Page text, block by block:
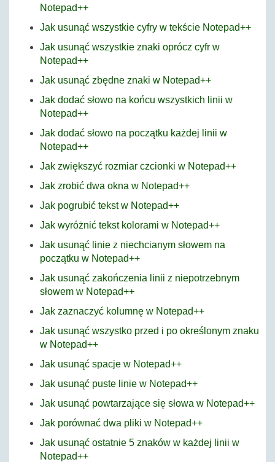
Notepad++
Jak usunąć wszystkie cyfry w tekście Notepad++
Jak usunąć wszystkie znaki oprócz cyfr w
Notepad++
Jak usunąć zbędne znaki w Notepad++
Jak dodać słowo na końcu wszystkich linii w
Notepad++
Jak dodać słowo na początku każdej linii w
Notepad++
Jak zwiększyć rozmiar czcionki w Notepad++
Jak zrobić dwa okna w Notepad++
Jak pogrubić tekst w Notepad++
Jak wyróżnić tekst kolorami w Notepad++
Jak usunąć linie z niechcianym słowem na
początku w Notepad++
Jak usunąć zakończenia linii z niepotrzebnym
słowem w Notepad++
Jak zaznaczyć kolumnę w Notepad++
Jak usunąć wszystko przed i po określonym znaku
w Notepad++
Jak usunąć spacje w Notepad++
Jak usunąć puste linie w Notepad++
Jak usunąć powtarzające się słowa w Notepad++
Jak porównać dwa pliki w Notepad++
Jak usunąć ostatnie 5 znaków w każdej linii w
Notepad++